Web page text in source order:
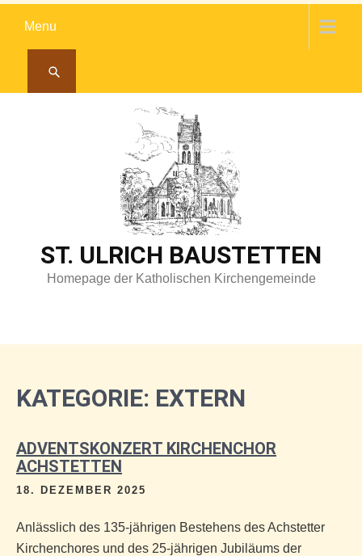
Menu
ST. ULRICH BAUSTETTEN
Homepage der Katholischen Kirchengemeinde
KATEGORIE: EXTERN
ADVENTSKONZERT KIRCHENCHOR
ACHSTETTEN
18. DEZEMBER 2025
Anlässlich des 135-jährigen Bestehens des Achstetter
Kirchenchores und des 25-jährigen Jubiläums der